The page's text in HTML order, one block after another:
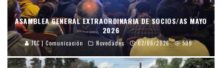
ASAMBLEA GENERAL EXTRAORDINARIA DE SOCIOS/AS MAYO
2026
JCC | Comunicación Novedades 02/06/2026 509